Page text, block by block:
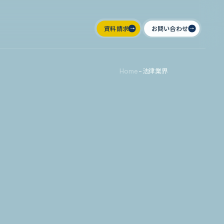
資料請求 お問い合わせ
Home-法律業界